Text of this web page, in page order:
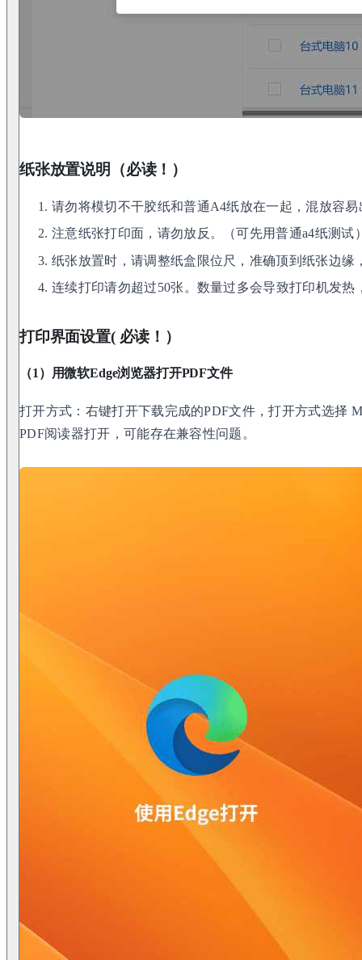
纸张放置说明（必读！）
请勿将模切不干胶纸和普通A4纸放在一起，混放容
注意纸张打印面，请勿放反。（可先用普通a4纸测试
纸张放置时，请调整纸盒限位尺，准确顶到纸张边缘
连续打印请勿超过50张。数量过多会导致打印机发
打印界面设置( 必读！）
（1）用微软Edge浏览器打开PDF文件
打开方式：右键打开下载完成的PDF文件，打开方式选择
PDF阅读器打开，可能存在兼容性问题。